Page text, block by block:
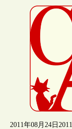
2011年08月24日